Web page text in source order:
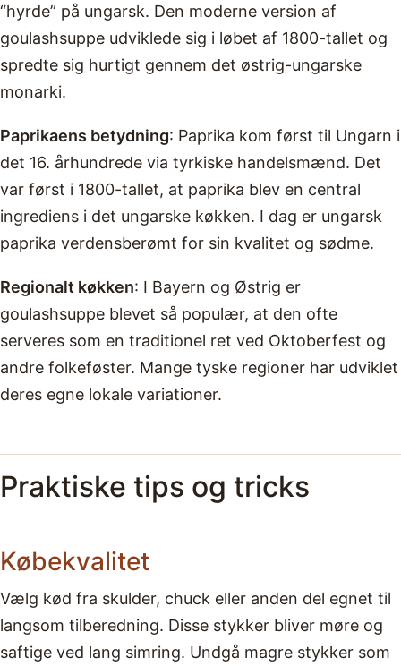
“hyrde” på ungarsk. Den moderne version af
goulashsuppe udviklede sig i løbet af 1800-tallet og
spredte sig hurtigt gennem det østrig-ungarske
monarki.
Paprikaens betydning: Paprika kom først til Ungarn i
det 16. århundrede via tyrkiske handelsmænd. Det
var først i 1800-tallet, at paprika blev en central
ingrediens i det ungarske køkken. I dag er ungarsk
paprika verdensberømt for sin kvalitet og sødme.
Regionalt køkken: I Bayern og Østrig er
goulashsuppe blevet så populær, at den ofte
serveres som en traditionel ret ved Oktoberfest og
andre folkeføster. Mange tyske regioner har udviklet
deres egne lokale variationer.
Praktiske tips og tricks
Købekvalitet
Vælg kød fra skulder, chuck eller anden del egnet til
langsom tilberedning. Disse stykker bliver møre og
saftige ved lang simring. Undgå magre stykker som